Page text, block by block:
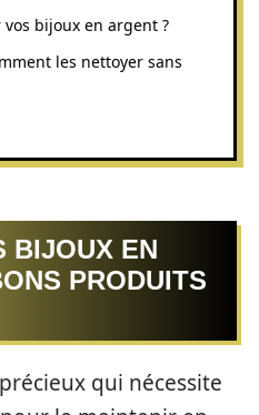
bijoux en argent ?
les nettoyer sans
BIJOUX EN
PRODUITS
qui nécessite